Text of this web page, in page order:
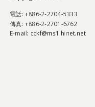
電話: +886-2-2704-5333
傳真: +886-2-2701-6762
E-mail: cckf@ms1.hinet.net